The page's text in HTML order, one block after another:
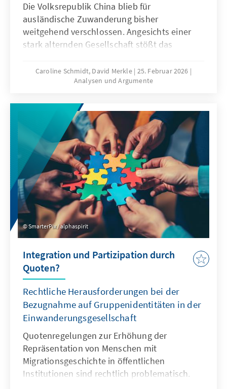
Die Volksrepublik China blieb für
ausländische Zuwanderung bisher
weitgehend verschlossen. Angesichts einer
stark alternden Gesellschaft stößt das
seine Grenzen, was die gezielte Anwerbung
ausländischer Fach- und Arbeitskräfte auf
Deutschland und Europa könnte mit China ein
neuer Wettbewerber im globalen Wettbewerb
um Talente entstehen.
Caroline Schmidt, David Merkle 25. Februar 2026
Analysen und Argumente
SmarterPix / alphaspirit
Integration und Partizipation durch
Quoten?
Rechtliche Herausforderungen bei der
Bezugnahme auf Gruppenidentitäten in der
Einwanderungsgesellschaft
Quotenregelungen zur Erhöhung der
Repräsentation von Menschen mit
Migrationsgeschichte in öffentlichen
Institutionen sind rechtlich problematisch.